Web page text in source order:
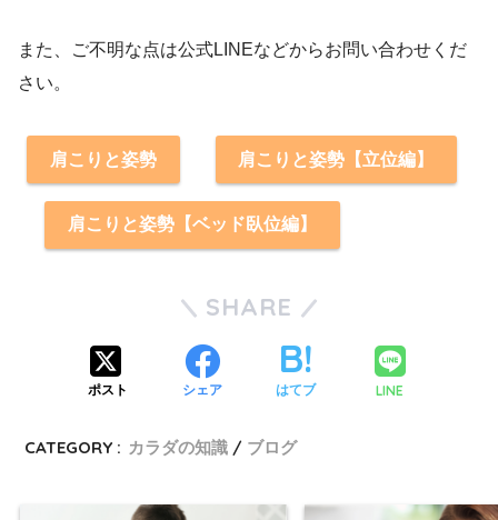
また、ご不明な点は公式LINEなどからお問い合わせくだ
さい。
肩こりと姿勢 肩こりと姿勢【立位編】
肩こりと姿勢【ベッド臥位編】
SHARE
ポスト シェア はてブ LINE
CATEGORY : カラダの知識 ブログ